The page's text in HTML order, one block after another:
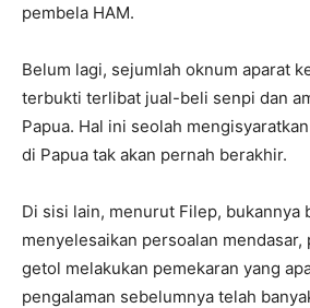
pembela HAM.
Belum lagi, sejumlah oknum aparat
terbukti terlibat jual-beli senpi dan
Papua. Hal ini seolah
di Papua tak akan pernah berakhir.
Di sisi lain, menurut Filep, bukannya
menyelesaikan persoalan
getol melakukan pemekaran yang
pengalaman sebelumnya telah